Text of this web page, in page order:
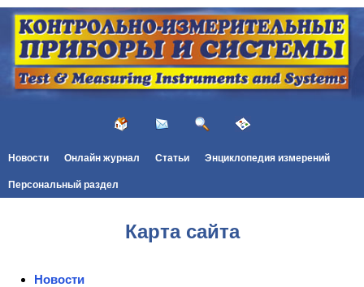
Новости Онлайн журнал Статьи Энциклопедия измерений
Персональный раздел
Карта сайта
Новости